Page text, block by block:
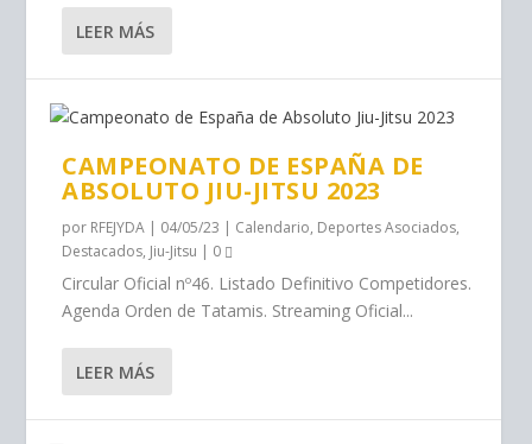
LEER MÁS
CAMPEONATO DE ESPAÑA DE
ABSOLUTO JIU-JITSU 2023
por RFEJYDA | 04/05/23 | Calendario, Deportes Asociados,
Destacados, Jiu-Jitsu | 0
Circular Oficial nº46. Listado Definitivo Competidores.
Agenda Orden de Tatamis. Streaming Oficial...
LEER MÁS